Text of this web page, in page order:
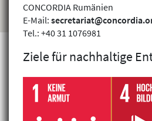
Projekte
CONCORDIA Rumänien
E-Mail:
Tel.: +40 31 1076981
Ziele für nachhaltige